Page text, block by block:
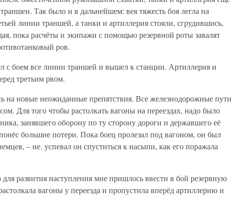
Так было и в дальнейшем: вея тяжесть боя легла на
линии траншей, а танки и артиллерия стояли, сгрудившись,
пока расчёты и экипажи с помощью резервной роты завалят
ров.
с боем все линии траншей и вышел к станции. Артиллерия и
третьим рвом.
на новые неожиданные препятствия. Все железнодорожные пути
Для того чтобы растолкать вагоны на переездах, надо было
занявшего оборону по ту сторону дороги и державшего её
большие потери. Пока боец пролезал под вагоном, он был
– не. успевал он спуститься к насыпи, как его поражала
развития наступления мне пришлось ввести в бой резервную
вагоны у переезда и пропустила вперёд артиллерию и